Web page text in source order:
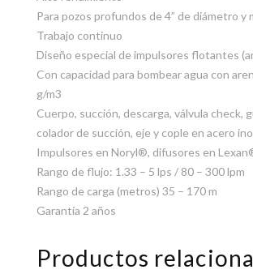
Para pozos profundos de 4” de diámetro y
Trabajo continuo
Diseño especial de impulsores flotantes
Con capacidad para bombear agua con
g/m3
Cuerpo, succión, descarga, válvula check,
colador de succión, eje y cople en acero
Impulsores en Noryl®, difusores en
Rango de flujo: 1.33 – 5 lps / 80 – 300 lpm
Rango de carga (metros) 35 – 170 m
Garantía 2 años
Productos